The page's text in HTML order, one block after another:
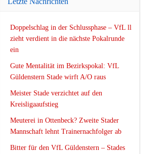
Doppelschlag in der Schlussphase – VfL ll
zieht verdient in die nächste Pokalrunde
ein
Gute Mentalität im Bezirkspokal: VfL
Güldenstern Stade wirft A/O raus
Meister Stade verzichtet auf den
Kreisligaaufstieg
Meuterei in Ottenbeck? Zweite Stader
Mannschaft lehnt Trainernachfolger ab
Bitter für den VfL Güldenstern – Stades